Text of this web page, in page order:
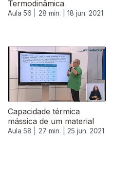
Termodinâmica
Aula 56 | 28 min. | 18 jun. 2021
Capacidade térmica
mássica de um material
Aula 58 | 27 min. | 25 jun. 2021